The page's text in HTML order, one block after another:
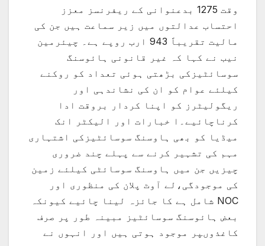
وقت 1275 بدعنوانی کے ریفرنسز معزز
احتساب عدالتوں میں زیر سماعت ہیں جن کی
مالیت تقریباََ 943 ارب روپے ہے۔ چیئرمین
نیب نے کہا کہ غیر قانونی ہائوسنگ
سوسائٹیزکی بڑھتی ہوئی تعداد کو روکنے
کیلئے عوام کو ان کی نشاندہی اور
ریگولیٹرز کو اپنا کردار بروقت ادا
کرناچائیے۔ا خبارات اور الیکٹر انک
میڈیا کو بھی ہاوسنگ سوسائٹیزکی اشتہاری
مہم کی تشہیر کرنے سے پہلے چند ضروری
چیزیں جن میں ہاوسنگ سوسائٹی کیلئے زمین
کی موجودگی،لے آوٹ پلان کی منظوری اور
NOC شامل ہے کا جائزہ لینا چائیے کیونکہ
بعض ہائوسنگ سوسائٹیز مبینہ طور پر صرف
کاغذوںپر موجود ہوتی ہیں اور انہوں نے